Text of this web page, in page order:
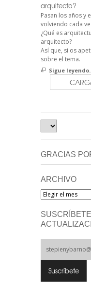
arquitecto?
Pasan los años y
volviendo cada
¿Qué es
arquitecto?
Así que, si os
sobre el tema.
Sigue
GRACIAS
ARCHIVO
Archivo